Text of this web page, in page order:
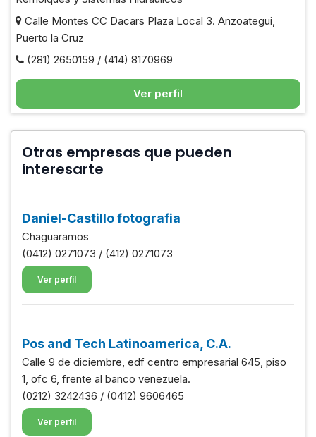
Calle Montes CC Dacars Plaza Local 3. Anzoategui,
Puerto la Cruz
(281) 2650159 / (414) 8170969
Ver perfil
Otras empresas que pueden
interesarte
Daniel-Castillo fotografia
Chaguaramos
(0412) 0271073 / (412) 0271073
Ver perfil
Pos and Tech Latinoamerica, C.A.
Calle 9 de diciembre, edf centro empresarial 645, piso
1, ofc 6, frente al banco venezuela.
(0212) 3242436 / (0412) 9606465
Ver perfil